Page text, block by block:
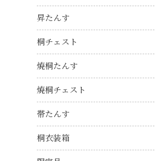
昇たんす
桐チェスト
焼桐たんす
焼桐チェスト
帯たんす
桐衣装箱